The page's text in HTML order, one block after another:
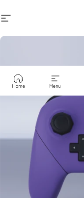
サイトナビゲーション
Home Menu